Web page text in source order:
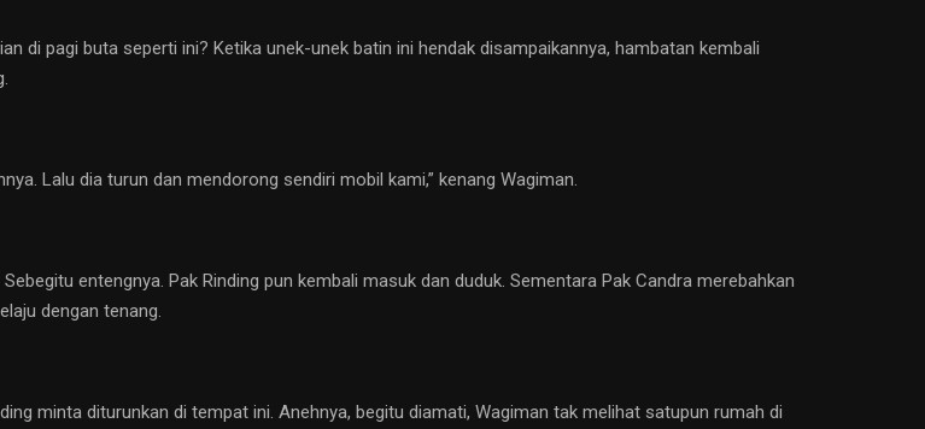
di pagi buta seperti ini? Ketika unek-unek batin ini hendak disampaikannya, hambatan kembali
Lalu dia turun dan mendorong sendiri mobil kami,” kenang Wagiman.
entengnya. Pak Rinding pun kembali masuk dan duduk. Sementara Pak Candra merebahkan
dengan tenang.
minta diturunkan di tempat ini. Anehnya, begitu diamati, Wagiman tak melihat satupun rumah di